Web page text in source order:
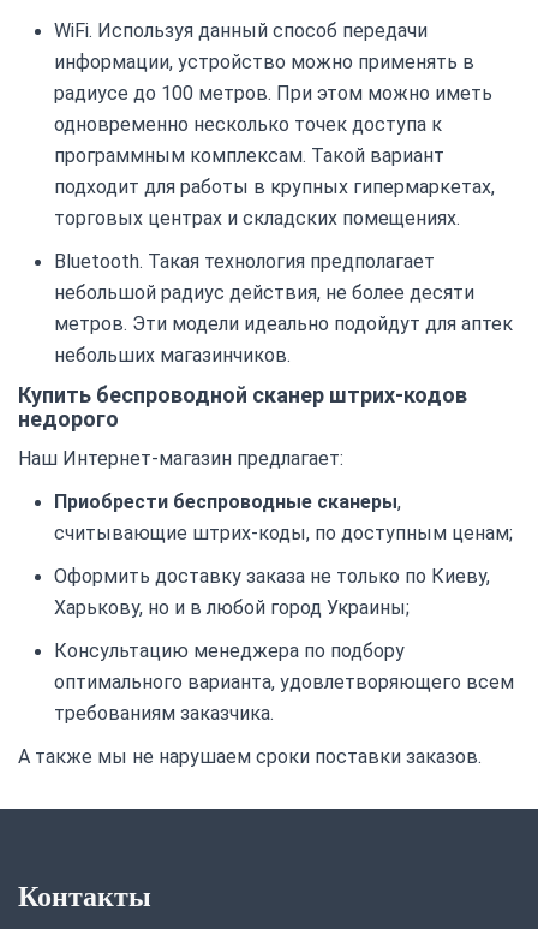
WiFi. Используя данный способ передачи
информации, устройство можно применять в
радиусе до 100 метров. При этом можно иметь
одновременно несколько точек доступа к
программным комплексам. Такой вариант
подходит для работы в крупных гипермаркетах,
торговых центрах и складских помещениях.
Bluetooth. Такая технология предполагает
небольшой радиус действия, не более десяти
метров. Эти модели идеально подойдут для аптек
небольших магазинчиков.
Купить беспроводной сканер штрих-кодов
недорого
Наш Интернет-магазин предлагает:
Приобрести беспроводные сканеры,
считывающие штрих-коды, по доступным ценам;
Оформить доставку заказа не только по Киеву,
Харькову, но и в любой город Украины;
Консультацию менеджера по подбору
оптимального варианта, удовлетворяющего всем
требованиям заказчика.
А также мы не нарушаем сроки поставки заказов.
Контакты